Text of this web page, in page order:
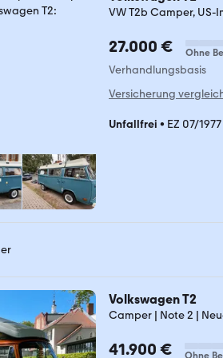
VW T2b Camper, US-
27.000 € Ohne
Verhandlungsbasis
Versicherung
Unfallfrei • EZ 07/1977
Volkswagen T2
Camper | Note 2 |
41.900 € Ohne